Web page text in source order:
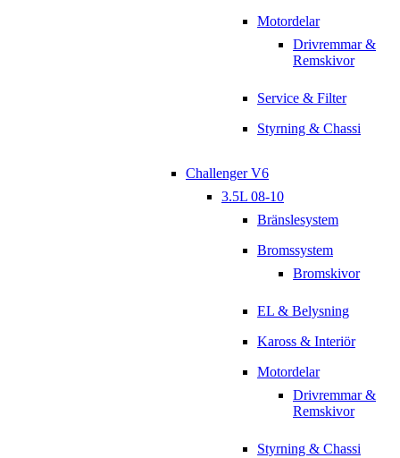
Motordelar
Drivremmar &
Remskivor
Service & Filter
Styrning & Chassi
Challenger V6
3.5L 08-10
Bränslesystem
Bromssystem
Bromskivor
EL & Belysning
Kaross & Interiör
Motordelar
Drivremmar &
Remskivor
Styrning & Chassi